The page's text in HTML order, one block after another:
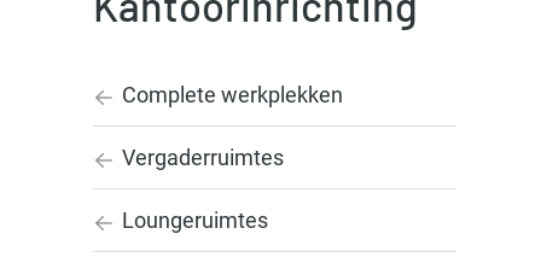
Complete werkplekken
Vergaderruimtes
Loungeruimtes